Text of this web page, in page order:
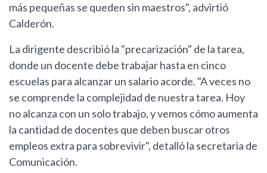
más pequeñas se queden sin maestros", advirtió
Calderón.
La dirigente describió la "precarización" de la tarea,
donde un docente debe trabajar hasta en cinco
escuelas para alcanzar un salario acorde. "A veces no
se comprende la complejidad de nuestra tarea. Hoy
no alcanza con un solo trabajo, y vemos cómo aumenta
la cantidad de docentes que deben buscar otros
empleos extra para sobrevivir", detalló la secretaria de
Comunicación.